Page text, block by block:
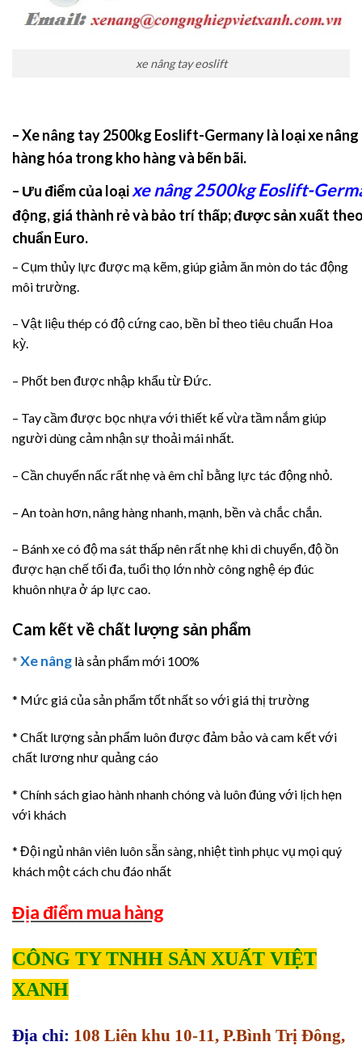
xe nâng tay eoslift
– Xe nâng tay 2500kg Eoslift-Germanylà loại xe
hàng hóa trong kho hàng và bến bãi.
– Ưu điểm của loạixe nâng 2500kg Eoslift-
động, giá thành rẻ và bảo trí thấp; được sản xuất
chuẩn Euro.
– Cụm thủy lực được mạ kẽm, giúp giảm ăn mòn do tác động
môi trường.
– Vật liệu thép có độ cứng cao, bền bỉ theo tiêu chuẩn Hoa
kỳ.
– Phốt ben được nhập khẩu từ Đức.
– Tay cầm được bọc nhựa với thiết kế vừa tầm nắm giúp
người dùng cảm nhận sự thoải mái nhất.
– Cần chuyển nấc rất nhẹ và êm chỉ bằng lực tác động nhỏ.
– An toàn hơn, nâng hàng nhanh, mạnh, bền và chắc chắn.
– Bánh xe có độ ma sát thấp nên rất nhẹ khi di chuyển, độ ồn
được hạn chế tối đa, tuổi thọ lớn nhờ công nghệ ép đúc
khuôn nhựa ở áp lực cao.
Cam kết về chất lượng sản phẩm
* Xe nâng là sản phẩm mới 100%
* Mức giá của sản phẩm tốt nhất so với giá thị trường
* Chất lượng sản phẩm luôn được đảm bảo và cam kết với
chất lương như quảng cáo
* Chính sách giao hành nhanh chóng và luôn đúng với lịch hẹn
với khách
* Đội ngủ nhân viên luôn sẵn sàng, nhiệt tình phục vụ mọi quý
khách một cách chu đáo nhất
Địa điểm mua hàng
CÔNG TY TNHH SẢN XUẤT VIỆT
XANH
Địa chỉ: 108 Liên khu 10-11, P.Bình Trị Đông,